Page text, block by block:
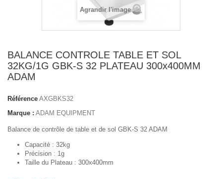
Agrandir l'image
BALANCE CONTROLE TABLE ET SOL
32KG/1G GBK-S 32 PLATEAU 300x400MM
ADAM
Référence AXGBKS32
Marque : ADAM EQUIPMENT
Balance de contrôle de table et de sol GBK-S 32 ADAM
Capacité : 32kg
Précision : 1g
Taille du Plateau : 300x400mm